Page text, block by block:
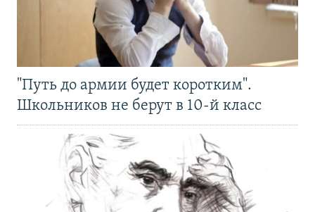
"Путь до армии будет коротким".
Школьников не берут в 10-й класс